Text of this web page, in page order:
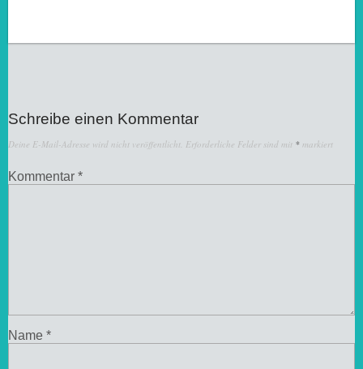
Schreibe einen Kommentar
Deine E-Mail-Adresse wird nicht veröffentlicht. Erforderliche Felder sind mit * markiert
Kommentar *
Name *